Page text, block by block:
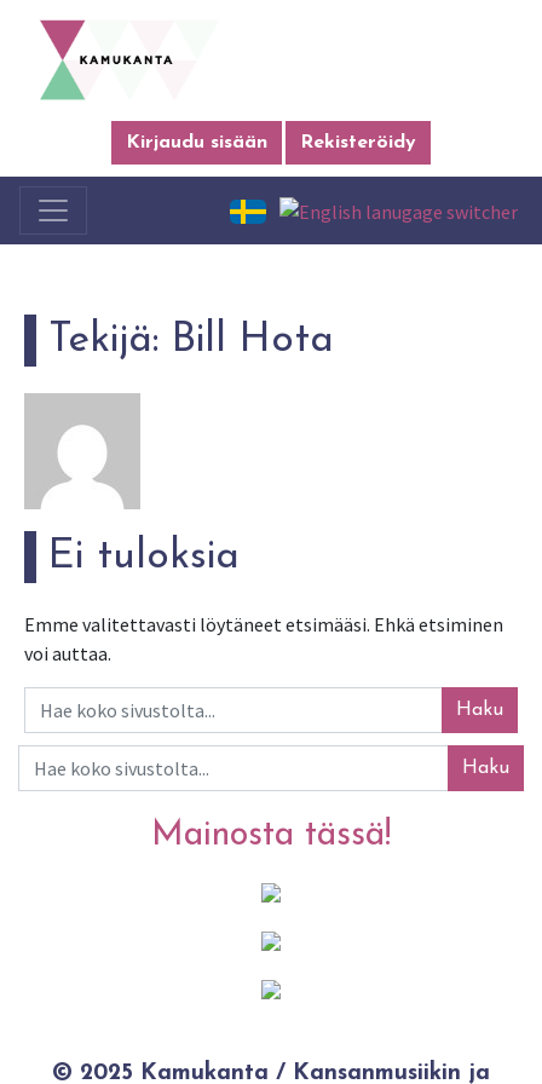
Kirjaudu sisään Rekisteröidy
Tekijä: Bill Hota
Ei tuloksia
Emme valitettavasti löytäneet etsimääsi. Ehkä etsiminen
voi auttaa.
Haku
Haku
Mainosta tässä!
© 2025 Kamukanta / Kansanmusiikin ja